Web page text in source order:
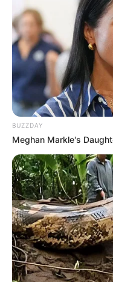
BUZZDAY
Meghan Markle's